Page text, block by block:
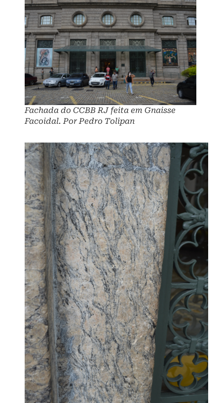
Fachada do CCBB RJ feita em Gnaisse
Facoidal. Por Pedro Tolipan